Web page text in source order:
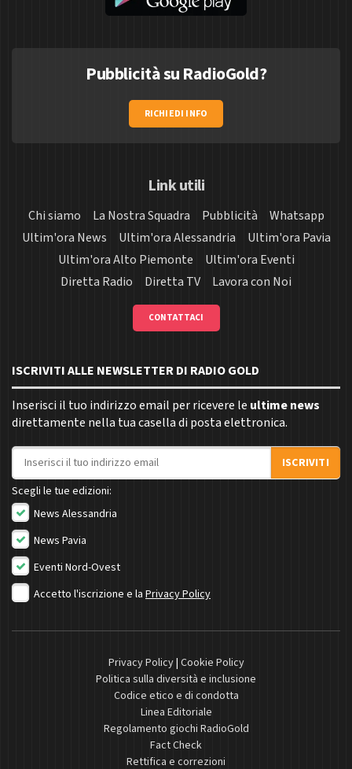
Pubblicità su RadioGold?
RICHIEDI INFO
Link utili
Chi siamo La Nostra Squadra Pubblicità
Whatsapp
Ultim'ora News
Ultim'ora Alessandria
Ultim'ora Pavia
Ultim'ora Alto Piemonte
Ultim'ora Eventi
Diretta Radio
Diretta TV Lavora con Noi
CONTATTACI
ISCRIVITI ALLE NEWSLETTER DI RADIO GOLD
Inserisci il tuo indirizzo email per ricevere le ultime news
direttamente nella tua casella di posta elettronica.
Indirizzo email
ISCRIVITI
Scegli le tue edizioni:
News Alessandria
News Pavia
Eventi Nord-Ovest
Accetto l'iscrizione e la Privacy Policy
Privacy Policy| Cookie Policy
Politica sulla diversità e inclusione
Codice etico e di condotta
Linea Editoriale
Regolamento giochi RadioGold
Fact Check
Rettifica e correzioni